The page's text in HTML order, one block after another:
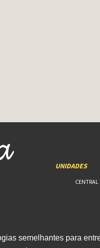
semelhantes para
UNIDADES
CENTRAL